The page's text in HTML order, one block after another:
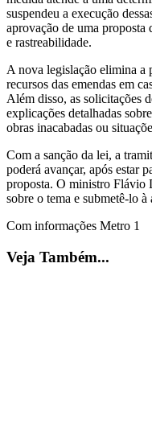
suspendeu a execução
aprovação de uma proposta
e rastreabilidade.
A nova legislação elimina a
recursos das emendas em
Além disso, as solicitações
explicações detalhadas
obras inacabadas ou
Com a sanção da lei, a
poderá avançar, após estar
proposta. O ministro Flávio
sobre o tema e submetê-lo
Com informações Metro 1
Veja Também...